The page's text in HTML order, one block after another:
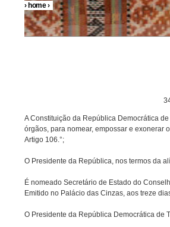
You are here
›home›
DECRETO
34/
A Constituição da República Democrática
órgãos, para nomear, empossar e exonerar
Artigo 106.°;
O Presidente da República, nos termos da
É nomeado Secretário de Estado do
Emitido no Palácio das Cinzas, aos treze
O Presidente da República Democrática de